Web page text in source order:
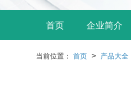
首页 企业简介
当前位置： 首页 > 产品大全